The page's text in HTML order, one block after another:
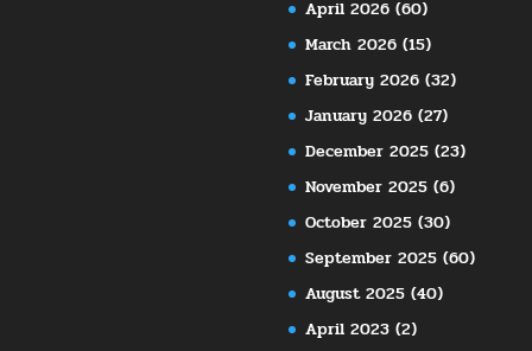
April 2026 (60)
March 2026 (15)
February 2026 (32)
January 2026 (27)
December 2025 (23)
November 2025 (6)
October 2025 (30)
September 2025 (60)
August 2025 (40)
April 2023 (2)